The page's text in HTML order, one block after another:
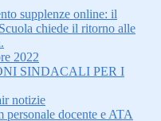
supplenze online: il
chiede il ritorno alle
2022
SINDACALI PER I
notizie
docente e ATA